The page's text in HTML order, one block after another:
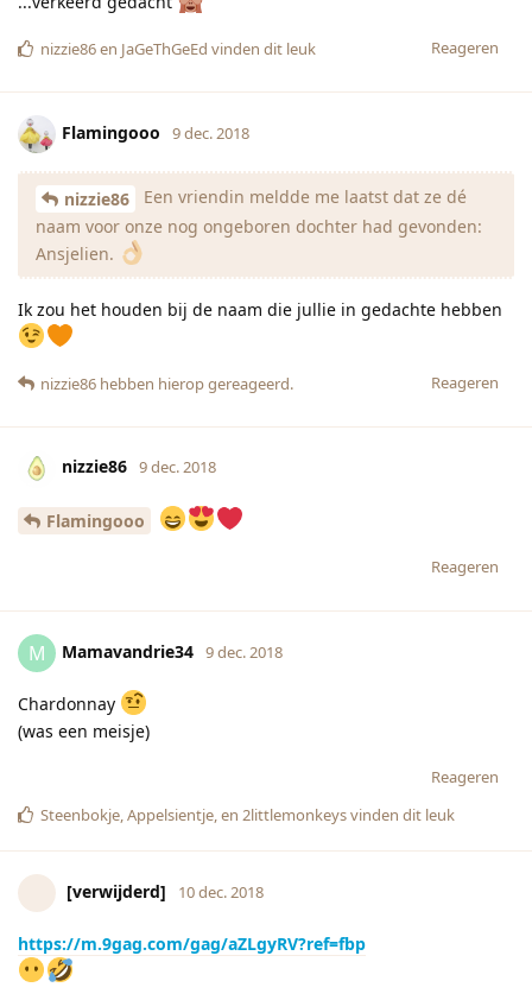
Reageren
nizzie86en JaGeThGeEd vinden dit leuk
Flamingooo 9 dec. 2018
nizzie86
Een vriendin meldde me laatst dat ze dé
naam voor onze nog ongeboren dochter had gevonden:
Ansjelien.
Ik zou het houden bij de naam die jullie in gedachte hebben
Reageren
nizzie86 hebben hierop gereageerd.
nizzie86 9 dec. 2018
Flamingooo
Reageren
M Mamavandrie34 9 dec. 2018
Chardonnay
(was een meisje)
Reageren
Steenbokje,Appelsientje, en 2littlemonkeysvinden dit leuk
[verwijderd] 10 dec. 2018
https://m.9gag.com/gag/aZLgyRV?ref=fbp